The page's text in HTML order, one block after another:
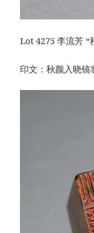
Lot 4275 李流芳 “
印文：秋颜入晓镜